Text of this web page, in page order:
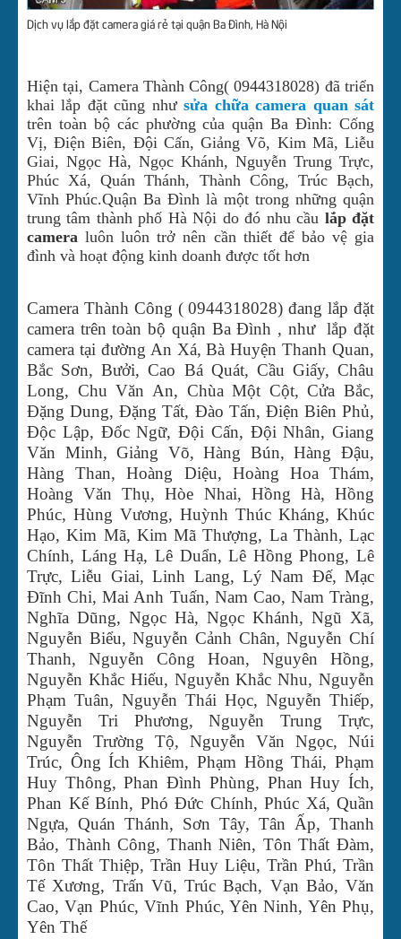
Dịch vụ lắp đặt camera giá rẻ tại quận Ba Đình, Hà Nội
Hiện tại, Camera Thành Công( 0944318028) đã triển
khai lắp đặt cũng nhưsửa chữa camera quan sát
trên toàn bộ các phường của quận Ba Đình: Cống
Vị, Điện Biên, Đội Cấn, Giảng Võ, Kim Mã, Liễu
Giai, Ngọc Hà, Ngọc Khánh, Nguyễn Trung Trực,
Phúc Xá, Quán Thánh, Thành Công, Trúc Bạch,
Vĩnh Phúc.Quận Ba Đình là một trong những quận
trung tâm thành phố Hà Nội do đó nhu cầu lắp đặt
camera luôn luôn trở nên cần thiết để bảo vệ gia
đình và hoạt động kinh doanh được tốt hơn
Camera Thành Công ( 0944318028)đang lắp đặt
camera trên toàn bộ quận Ba Đình , như lắp đặt
camera tại đường An Xá, Bà Huyện Thanh Quan,
Bắc Sơn, Bưởi, Cao Bá Quát, Cầu Giấy, Châu
Long, Chu Văn An, Chùa Một Cột, Cửa Bắc,
Đặng Dung, Đặng Tất, Đào Tấn, Điện Biên Phủ,
Độc Lập, Đốc Ngữ, Đội Cấn, Đội Nhân, Giang
Văn Minh, Giảng Võ, Hàng Bún, Hàng Đậu,
Hàng Than, Hoàng Diệu, Hoàng Hoa Thám,
Hoàng Văn Thụ, Hòe Nhai, Hồng Hà, Hồng
Phúc, Hùng Vương, Huỳnh Thúc Kháng, Khúc
Hạo, Kim Mã, Kim Mã Thượng, La Thành, Lạc
Chính, Láng Hạ, Lê Duẩn, Lê Hồng Phong, Lê
Trực, Liễu Giai, Linh Lang, Lý Nam Đế, Mạc
Đĩnh Chi, Mai Anh Tuấn, Nam Cao, Nam Tràng,
Nghĩa Dũng, Ngọc Hà, Ngọc Khánh, Ngũ Xã,
Nguyễn Biểu, Nguyễn Cảnh Chân, Nguyễn Chí
Thanh, Nguyễn Công Hoan, Nguyên Hồng,
Nguyễn Khắc Hiếu, Nguyễn Khắc Nhu, Nguyễn
Phạm Tuân, Nguyễn Thái Học, Nguyễn Thiếp,
Nguyễn Tri Phương, Nguyễn Trung Trực,
Nguyễn Trường Tộ, Nguyễn Văn Ngọc, Núi
Trúc, Ông Ích Khiêm, Phạm Hồng Thái, Phạm
Huy Thông, Phan Đình Phùng, Phan Huy Ích,
Phan Kế Bính, Phó Đức Chính, Phúc Xá, Quần
Ngựa, Quán Thánh, Sơn Tây, Tân Ấp, Thanh
Bảo, Thành Công, Thanh Niên, Tôn Thất Đàm,
Tôn Thất Thiệp, Trần Huy Liệu, Trần Phú, Trần
Tế Xương, Trấn Vũ, Trúc Bạch, Vạn Bảo, Văn
Cao, Vạn Phúc, Vĩnh Phúc, Yên Ninh, Yên Phụ,
Yên Thế